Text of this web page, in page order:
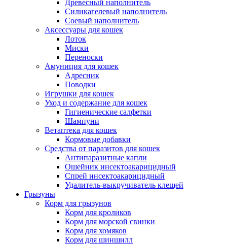
Древесный наполнитель
Силикагелевый наполнитель
Соевый наполнитель
Аксессуары для кошек
Лоток
Миски
Переноски
Амуниция для кошек
Адресник
Поводки
Игрушки для кошек
Уход и содержание для кошек
Гигиенические салфетки
Шампуни
Ветаптека для кошек
Кормовые добавки
Средства от паразитов для кошек
Антипаразитные капли
Ошейник инсектоакарицидный
Спрей инсектоакарицидный
Удалитель-выкручиватель клещей
Грызуны
Корм для грызунов
Корм для кроликов
Корм для морской свинки
Корм для хомяков
Корм для шиншилл